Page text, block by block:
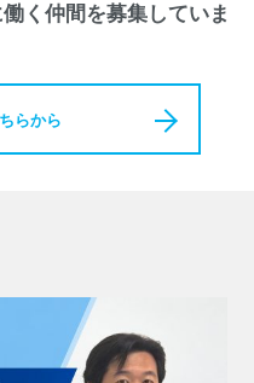
く仲間を募集していま
らから